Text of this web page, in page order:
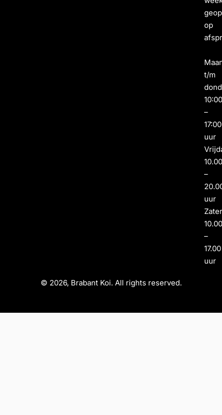
op
t/m
–
17:00
uur
–
uur
–
17.00
uur
© 2026, Brabant Koi. All rights reserved.